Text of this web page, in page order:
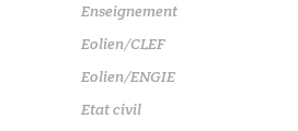
Enseignement
Eolien/CLEF
Eolien/ENGIE
Etat civil